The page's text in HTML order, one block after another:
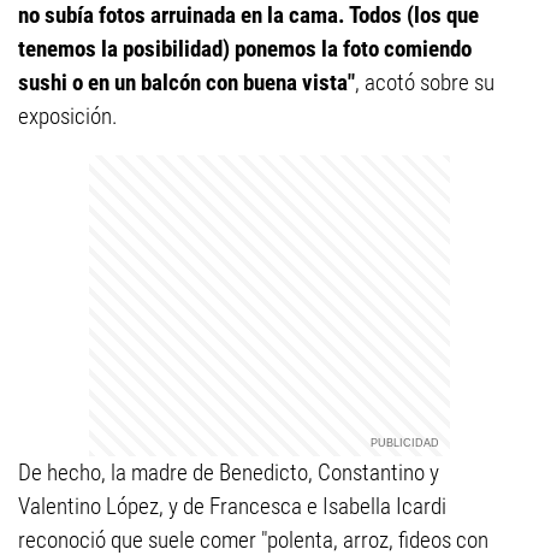
no subía fotos arruinada en la cama. Todos (los que
tenemos la posibilidad) ponemos la foto comiendo
sushi o en un balcón con buena vista", acotó sobre su
exposición.
De hecho, la madre de Benedicto, Constantino y
Valentino López, y de Francesca e Isabella Icardi
reconoció que suele comer "polenta, arroz, fideos con